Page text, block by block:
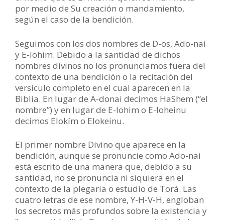
por medio de Su creación o mandamiento,
según el caso de la bendición.
Seguimos con los dos nombres de D-os, Ado-nai
y E-lohim. Debido a la santidad de dichos
nombres divinos no los pronunciamos fuera del
contexto de una bendición o la recitación del
versículo completo en el cual aparecen en la
Biblia. En lugar de A-donai decimos HaShem (“el
nombre”) y en lugar de E-lohim o E-loheinu
decimos Elokím o Elokeinu.
El primer nombre Divino que aparece en la
bendición, aunque se pronuncie como Ado-nai
está escrito de una manera que, debido a su
santidad, no se pronuncia ni siquiera en el
contexto de la plegaria o estudio de Torá. Las
cuatro letras de ese nombre, Y-H-V-H, engloban
los secretos más profundos sobre la existencia y